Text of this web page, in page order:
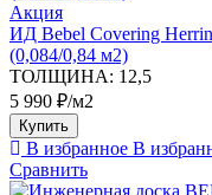
Акция
ИД Bebel Covering
(0,084/0,84 м2)
ТОЛЩИНА: 12,5
5 990 ₽/м2
Купить
В избранное В
Сравнить